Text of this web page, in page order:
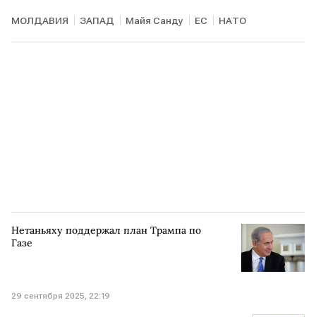
МОЛДАВИЯ ЗАПАД Майя Санду ЕС НАТО
Нетаньяху поддержал план Трампа по
Газе
29 сентября 2025, 22:19